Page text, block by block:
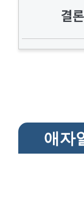
결
애자